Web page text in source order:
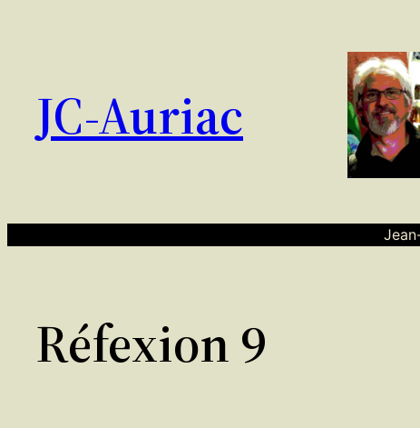
JC-Auriac
Réfexion 9